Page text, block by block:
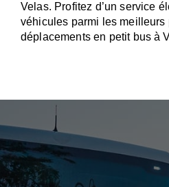
Velas. Profitez d’un service
véhicules parmi les meilleurs
déplacements en petit bus à